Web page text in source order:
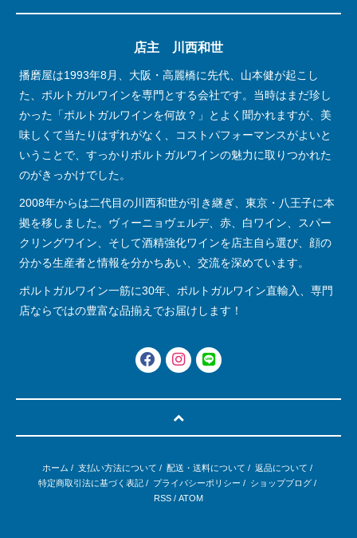
店主 川西和世
播磨屋は1993年8月、大阪・高麗橋に先代、山本健が起こし
た、ポルトガルワインを専門とする会社です。当時はまだ珍し
かった「ポルトガルワインを何故？」とよく聞かれますが、美
味しくて当たりはずれがなく、コストパフォーマンスがよいと
いうことで、すっかりポルトガルワインの魅力に取りつかれた
のがきっかけでした。
2008年からは二代目の川西和世が引き継ぎ、東京・八王子に本
拠を移しました。ヴィーニョヴェルデ、赤、白ワイン、スパー
クリングワイン、そして酒精強化ワインを店主自ら選び、顔の
分かる生産者と情報を分かちあい、交流を深めています。
ポルトガルワイン一筋に30年、ポルトガルワイン直輸入、専門
店ならではの豊富な品揃えでお届けします！
ホーム / 支払い方法について / 配送・送料について / 返品について /
特定商取引法に基づく表記 / プライバシーポリシー / ショップブログ /
RSS / ATOM